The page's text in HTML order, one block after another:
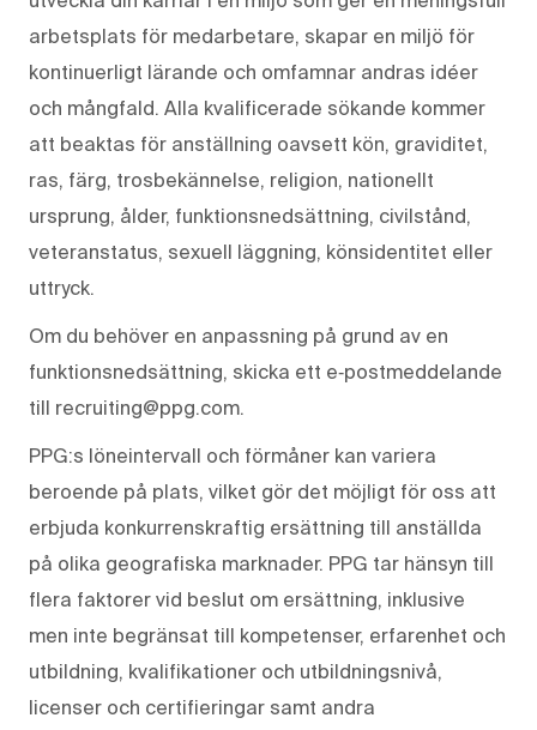
arbetsplats för medarbetare, skapar en miljö för
kontinuerligt lärande och omfamnar andras idéer
och mångfald. Alla kvalificerade sökande kommer
att beaktas för anställning oavsett kön, graviditet,
ras, färg, trosbekännelse, religion, nationellt
ursprung, ålder, funktionsnedsättning, civilstånd,
veteranstatus, sexuell läggning, könsidentitet eller
uttryck.
Om du behöver en anpassning på grund av en
funktionsnedsättning, skicka ett e‑postmeddelande
till recruiting@ppg.com.
PPG:s löneintervall och förmåner kan variera
beroende på plats, vilket gör det möjligt för oss att
erbjuda konkurrenskraftig ersättning till anställda
på olika geografiska marknader. PPG tar hänsyn till
flera faktorer vid beslut om ersättning, inklusive
men inte begränsat till kompetenser, erfarenhet och
utbildning, kvalifikationer och utbildningsnivå,
licenser och certifieringar samt andra